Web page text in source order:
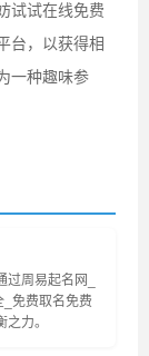
试试在线免费
台，以获得相
一种趣味参
周易起名网_
免费取名免费
力。